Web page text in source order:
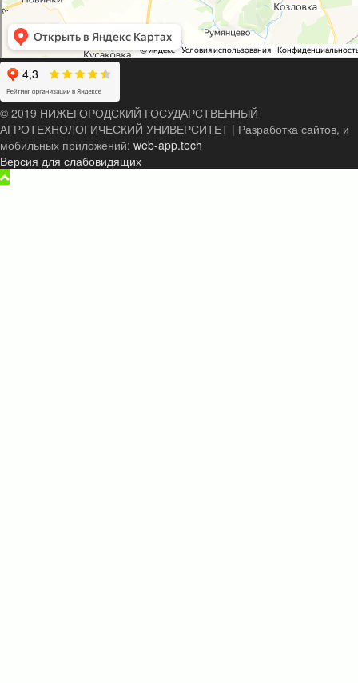
© 2019 НИЖЕГОРОДСКИЙ ГОСУДАРСТВЕННЫЙ
АГРОТЕХНОЛОГИЧЕСКИЙ УНИВЕРСИТЕТ | Разработка сайтов, и
мобильных приложений: web-app.tech
Версия для слабовидящих